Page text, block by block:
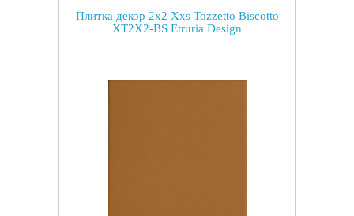
Плитка декор 2x2 Xxs Tozzetto Biscotto
XT2X2-BS Etruria Design